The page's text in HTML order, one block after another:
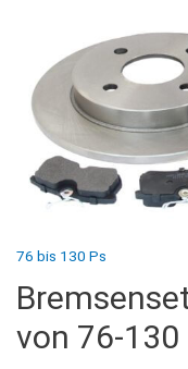
76 bis 130 Ps
von 76-130